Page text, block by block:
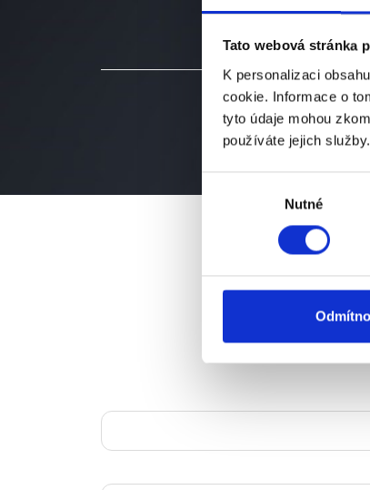
Tato webová stránka
K personalizaci
cookie. Informace o
tyto údaje mohou
používáte jejich služby.
Nutné